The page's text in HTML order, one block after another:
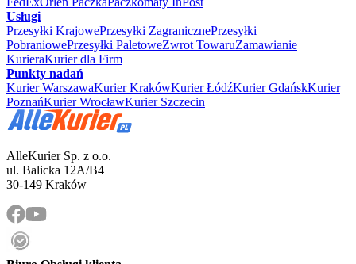
Usługi
Przesyłki KrajowePrzesyłki ZagranicznePrzesyłki
PobraniowePrzesyłki PaletoweZwrot TowaruZamawianie
KurieraKurier dla Firm
Punkty nadań
Kurier WarszawaKurier KrakówKurier ŁódźKurier GdańskKurier
PoznańKurier WrocławKurier Szczecin
AlleKurier Sp. z o.o.
ul. Balicka 12A/B4
30-149 Kraków